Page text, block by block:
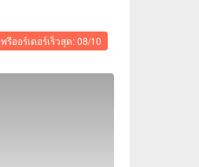
พรีออร์เดอร์เร็วสุด: 08/10